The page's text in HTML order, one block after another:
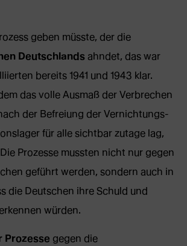
geben müsste, der die
Deutschlandsahndet, das war
bereits 1941 und 1943 klar.
das volle Ausmaß der Verbrechen
der Befreiung der Vernichtungs-
für alle sichtbar zutage lag,
Prozesse mussten nicht nur gegen
geführt werden, sondern auch in
die Deutschen ihre Schuld und
würden.
Prozesse gegen die